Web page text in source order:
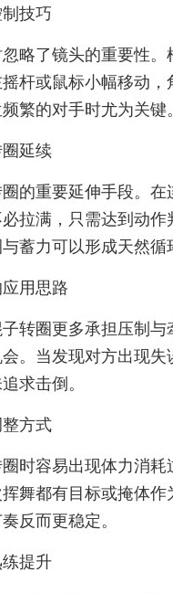
技巧
略了镜头的重要性
杆或鼠标小幅移动
繁的对手时尤为关键。
延续
的重要延伸手段。
拉满，只需达到动
蓄力可以形成天然循
用思路
转圈更多承担压制
。当发现对方出现
求击倒。
方式
时容易出现体力消
舞都有目标或掩体
反而更稳定。
提升